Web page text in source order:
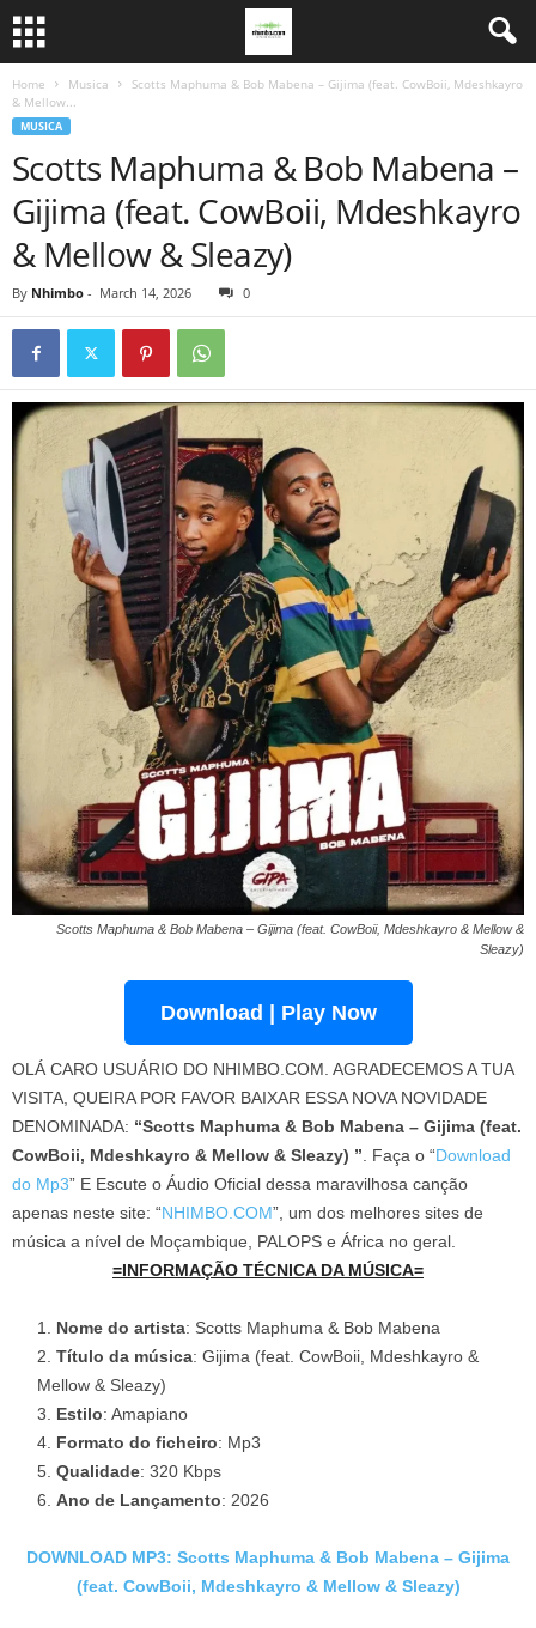
Home Musica
Scotts Maphuma & Bob Mabena – Gijima (feat. CowBoii, Mdeshkayro
& Mellow...
MUSICA
Scotts Maphuma & Bob Mabena –
Gijima (feat. CowBoii, Mdeshkayro
& Mellow & Sleazy)
By Nhimbo - March 14, 2026 0
Scotts Maphuma & Bob Mabena – Gijima (feat. CowBoii, Mdeshkayro & Mellow &
Sleazy)
Download | Play Now
OLÁ CARO USUÁRIO DO NHIMBO.COM. AGRADECEMOS A TUA
VISITA, QUEIRA POR FAVOR BAIXAR ESSA NOVA NOVIDADE
DENOMINADA: “Scotts Maphuma & Bob Mabena – Gijima (feat.
CowBoii, Mdeshkayro & Mellow & Sleazy) ” . Faça o “Download
do Mp3” E Escute o Áudio Oficial dessa maravilhosa canção
apenas neste site: “NHIMBO.COM”, um dos melhores sites de
música a nível de Moçambique, PALOPS e África no geral.
=INFORMAÇÃO TÉCNICA DA MÚSICA=
Nome do artista: Scotts Maphuma & Bob Mabena
Título da música: Gijima (feat. CowBoii, Mdeshkayro &
Mellow & Sleazy)
Estilo: Amapiano
Formato do ficheiro: Mp3
Qualidade: 320 Kbps
Ano de Lançamento: 2026
DOWNLOAD MP3: Scotts Maphuma & Bob Mabena – Gijima
(feat. CowBoii, Mdeshkayro & Mellow & Sleazy)